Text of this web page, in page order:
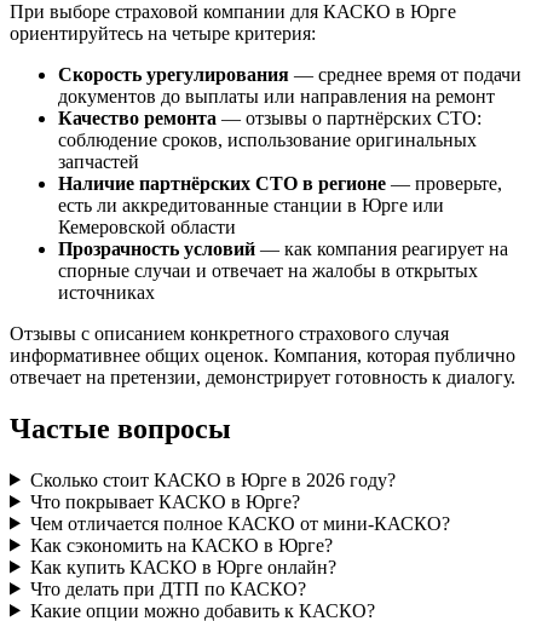
При выборе страховой компании для КАСКО в Юрге
ориентируйтесь на четыре критерия:
Скорость урегулирования — среднее время от подачи
документов до выплаты или направления на ремонт
Качество ремонта — отзывы о партнёрских СТО:
соблюдение сроков, использование оригинальных
запчастей
Наличие партнёрских СТО в регионе — проверьте,
есть ли аккредитованные станции в Юрге или
Кемеровской области
Прозрачность условий — как компания реагирует на
спорные случаи и отвечает на жалобы в открытых
источниках
Отзывы с описанием конкретного страхового случая
информативнее общих оценок. Компания, которая публично
отвечает на претензии, демонстрирует готовность к диалогу.
Частые вопросы
Сколько стоит КАСКО в Юрге в 2026 году?
Что покрывает КАСКО в Юрге?
Чем отличается полное КАСКО от мини-КАСКО?
Как сэкономить на КАСКО в Юрге?
Как купить КАСКО в Юрге онлайн?
Что делать при ДТП по КАСКО?
Какие опции можно добавить к КАСКО?